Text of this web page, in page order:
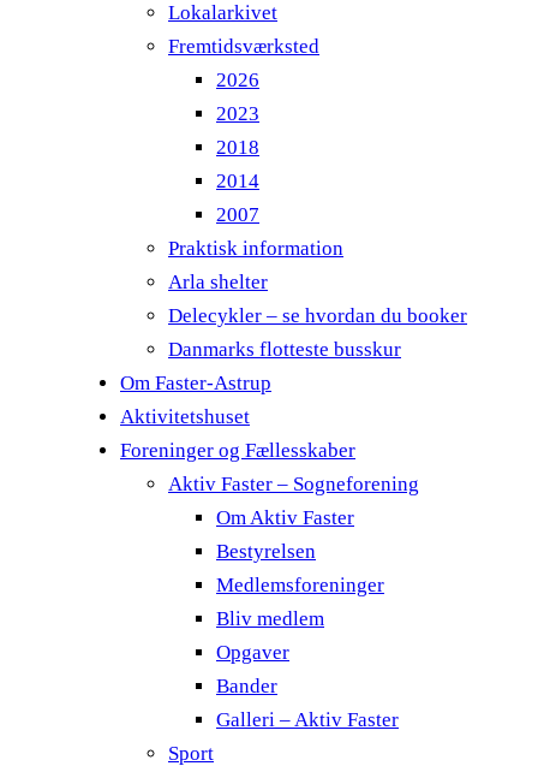
Lokalarkivet
Fremtidsværksted
2026
2023
2018
2014
2007
Praktisk information
Arla shelter
Delecykler – se hvordan du booker
Danmarks flotteste busskur
Om Faster-Astrup
Aktivitetshuset
Foreninger og Fællesskaber
Aktiv Faster – Sogneforening
Om Aktiv Faster
Bestyrelsen
Medlemsforeninger
Bliv medlem
Opgaver
Bander
Galleri – Aktiv Faster
Sport